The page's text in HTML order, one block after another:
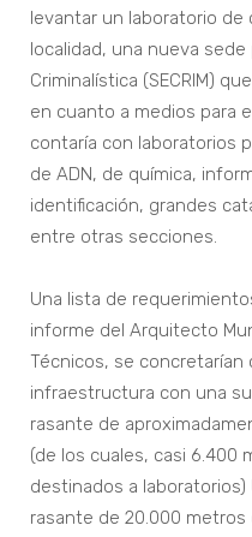
levantar un laboratorio de
localidad, una nueva sede
Criminalística (SECRIM)
en cuanto a medios para
contaría con laboratorios
de ADN, de química,
identificación, grandes
entre otras secciones.
Una lista de
informe del Arquitecto
Técnicos, se
infraestructura con una
rasante de
(de los cuales, casi 6.400
destinados a
rasante de 20.000